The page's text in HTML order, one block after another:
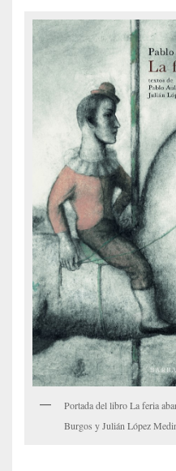
Portada del libro La feria
Burgos y Julián López